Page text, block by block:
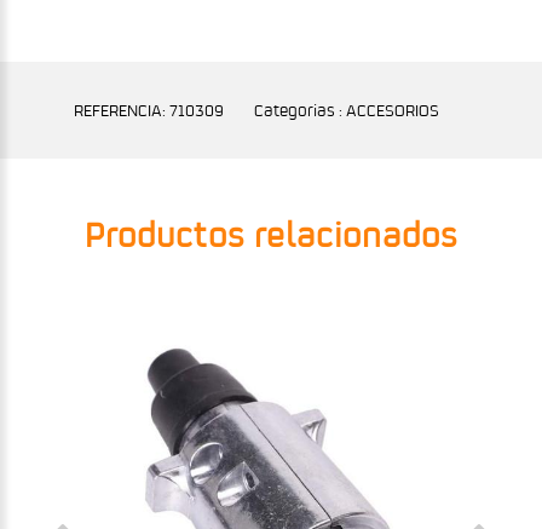
REFERENCIA: 710309 Categorias : ACCESORIOS
Productos relacionados